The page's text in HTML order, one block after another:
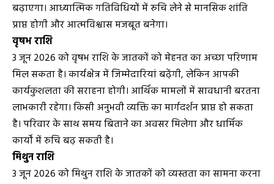
बढ़ाएगा। आध्यात्मिक गतिविधियों में रुचि लेने से मानसिक शांति
प्राप्त होगी और आत्मविश्वास मजबूत बनेगा।
वृषभ राशि
3 जून 2026 को वृषभ राशि के जातकों को मेहनत का अच्छा परिणाम
मिल सकता है। कार्यक्षेत्र में जिम्मेदारियां बढ़ेंगी, लेकिन आपकी
कार्यकुशलता की सराहना होगी। आर्थिक मामलों में सावधानी बरतना
लाभकारी रहेगा। किसी अनुभवी व्यक्ति का मार्गदर्शन प्राप्त हो सकता
है। परिवार के साथ समय बिताने का अवसर मिलेगा और धार्मिक
कार्यों में रुचि बढ़ सकती है।
मिथुन राशि
3 जून 2026 को मिथुन राशि के जातकों को व्यस्तता का सामना करना